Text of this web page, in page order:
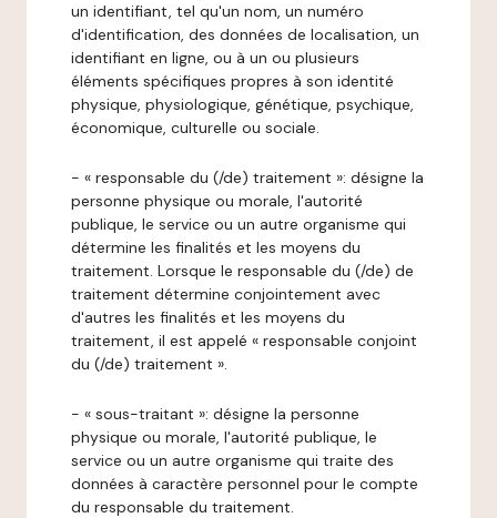
un identifiant, tel qu'un nom, un numéro
d'identification, des données de localisation, un
identifiant en ligne, ou à un ou plusieurs
éléments spécifiques propres à son identité
physique, physiologique, génétique, psychique,
économique, culturelle ou sociale.
- « responsable du (/de) traitement »: désigne la
personne physique ou morale, l'autorité
publique, le service ou un autre organisme qui
détermine les finalités et les moyens du
traitement. Lorsque le responsable du (/de) de
traitement détermine conjointement avec
d'autres les finalités et les moyens du
traitement, il est appelé « responsable conjoint
du (/de) traitement ».
- « sous-traitant »: désigne la personne
physique ou morale, l'autorité publique, le
service ou un autre organisme qui traite des
données à caractère personnel pour le compte
du responsable du traitement.